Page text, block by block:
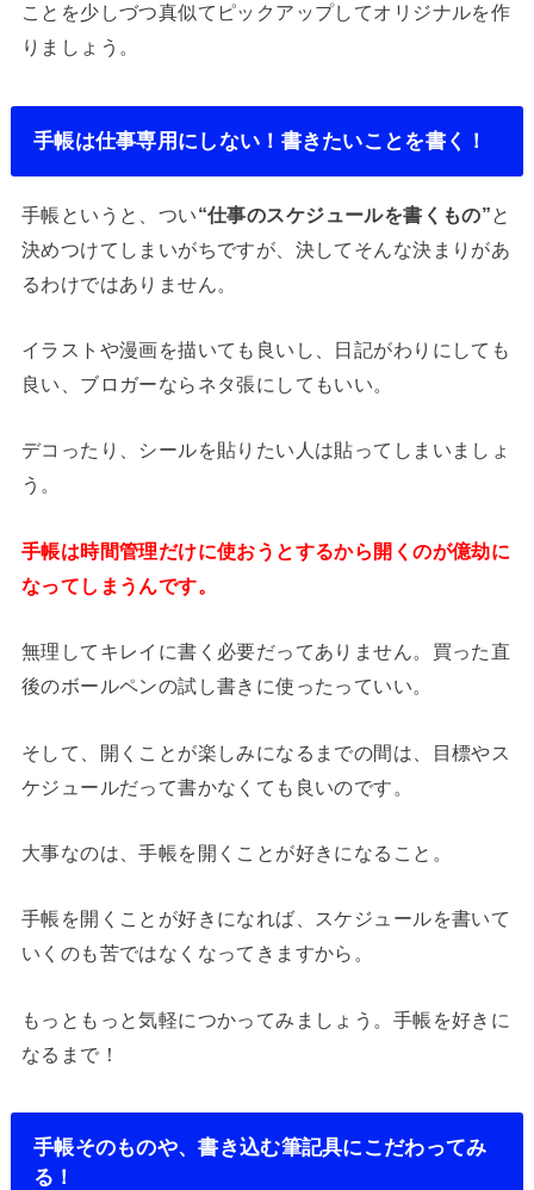
ことを少しづつ真似てピックアップしてオリジナルを作
りましょう。
手帳は仕事専用にしない！書きたいことを書く！
手帳というと、つい“仕事のスケジュールを書くもの”と
決めつけてしまいがちですが、決してそんな決まりがあ
るわけではありません。
イラストや漫画を描いても良いし、日記がわりにしても
良い、ブロガーならネタ張にしてもいい。
デコったり、シールを貼りたい人は貼ってしまいましょ
う。
手帳は時間管理だけに使おうとするから開くのが億劫に
なってしまうんです。
無理してキレイに書く必要だってありません。買った直
後のボールペンの試し書きに使ったっていい。
そして、開くことが楽しみになるまでの間は、目標やス
ケジュールだって書かなくても良いのです。
大事なのは、手帳を開くことが好きになること。
手帳を開くことが好きになれば、スケジュールを書いて
いくのも苦ではなくなってきますから。
もっともっと気軽につかってみましょう。手帳を好きに
なるまで！
手帳そのものや、書き込む筆記具にこだわってみ
る！